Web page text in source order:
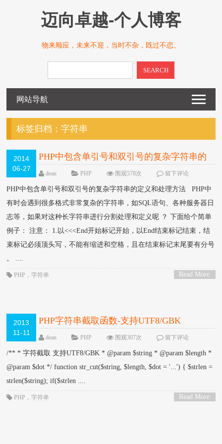
迈向卓越-个人博客
物来顺应，未来不迎，当时不杂，既过不恋。
SEARCH
网站导航
标签归档：字符串
2014
06-27
PHP中包含单引号和双引号的复杂字符串的
定义和处理方法
dean PHP 围观578次 留下评论
PHP中包含单引号和双引号的复杂字符串的定义和处理方法 PHP中
有时会遇到很多格式非常复杂的字符串，如SQL语句、各种服务器日
志等，如果对这种长字符串进行分割处理和定义呢 ？ 下面给个简单
例子： 注意： 1.以<<<End开始标记开始，以End结束标记结束，结
束标记必须顶头写，不能有缩进和空格，且在结束标记末尾要有分号
。 ....
Read More
PHP ，字符串
2013
11-11
PHP字符串截取函数-支持UTF8/GBK
dean PHP 围观307次 留下评论
/** * 字符截取 支持UTF8/GBK * @param $string * @param $length *
@param $dot */ function str_cut($string, $length, $dot = '...') { $strlen =
strlen($string); if($strlen ....
Read More
PHP ，字符串